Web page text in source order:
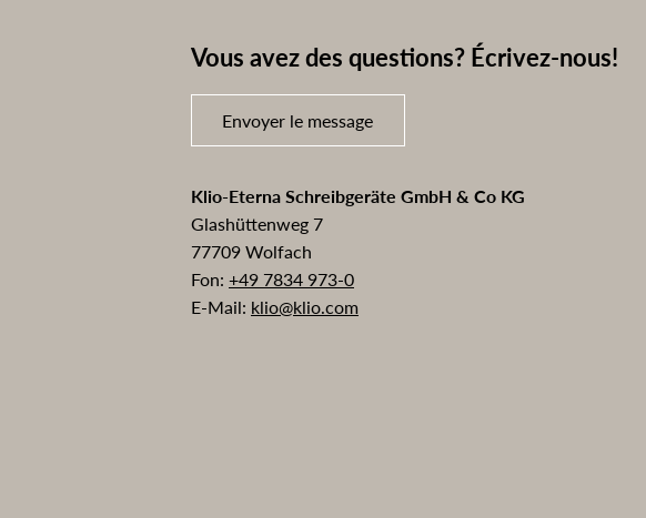
Vous avez des questions? Écrivez-nous!
Envoyer le message
Klio-Eterna Schreibgeräte GmbH & Co KG
Glashüttenweg 7
77709 Wolfach
Fon: +49 7834 973-0
E-Mail: klio@klio.com